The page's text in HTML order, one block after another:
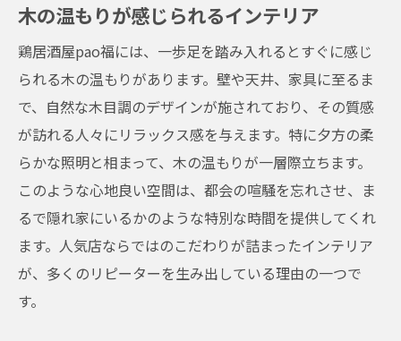
pao福ならではのおもてなし
特別な夜を演出するメニュー
常連客に愛される理由
記念日や特別な日の過ごし方
お酒との相性抜群の料理
厳選された食材のこだわり
鶏居酒屋pao福天神橋筋六丁目店の隠れ家的な
魅力と人気の理由
口コミで広がる人気の秘密
木の温もりが感じられるインテリア
鶏居酒屋pao福には、一歩足を踏み入れるとすぐに感じ
られる木の温もりがあります。壁や天井、家具に至るま
で、自然な木目調のデザインが施されており、その質感
が訪れる人々にリラックス感を与えます。特に夕方の柔
らかな照明と相まって、木の温もりが一層際立ちます。
このような心地良い空間は、都会の喧騒を忘れさせ、ま
るで隠れ家にいるかのような特別な時間を提供してくれ
ます。人気店ならではのこだわりが詰まったインテリア
が、多くのリピーターを生み出している理由の一つで
す。